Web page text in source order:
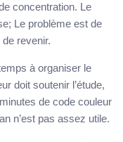
concentration. Le
Le problème est de
revenir.
à organiser le
doit soutenir l’étude,
de code couleur
n’est pas assez utile.